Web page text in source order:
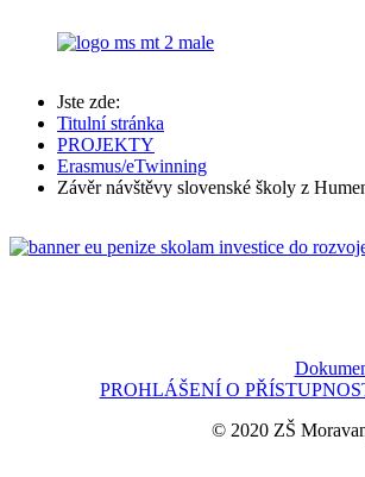
Jste zde:
Titulní stránka
PROJEKTY
Erasmus/eTwinning
Závěr návštěvy slovenské školy z
PROHLÁŠENÍ O
© 2020 ZŠ